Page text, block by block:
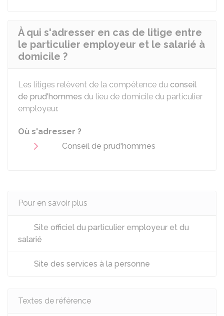
À qui s'adresser en cas de litige entre
le particulier employeur et le salarié à
domicile ?
Les litiges relèvent de la compétence du conseil
de prud'hommes du lieu de domicile du particulier
employeur.
Où s'adresser ?
Conseil de prud'hommes
Pour en savoir plus
Site officiel du particulier employeur et du
salarié
Site des services à la personne
Textes de référence